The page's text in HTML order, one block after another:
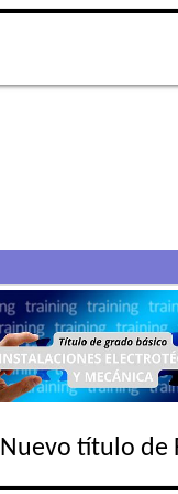
Nuevo título de